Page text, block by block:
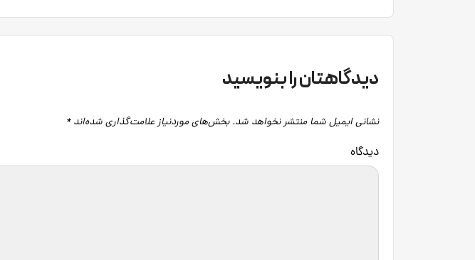
دیدگاهتان را بنویسید
نشانی ایمیل شما منتشر نخواهد شد. بخش‌های موردنیاز علامت‌گذاری شده‌اند*